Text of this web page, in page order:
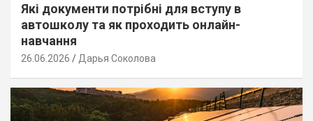
Які документи потрібні для вступу в
автошколу та як проходить онлайн-
навчання
26.06.2026 Дарья Соколова